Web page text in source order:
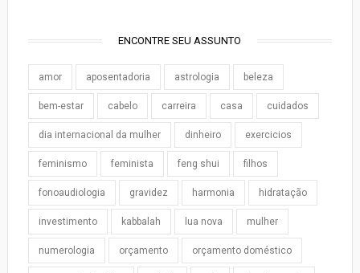
ENCONTRE SEU ASSUNTO
amor aposentadoria astrologia beleza
bem-estar cabelo carreira casa cuidados
dia internacional da mulher dinheiro exercicios
feminismo feminista feng shui filhos
fonoaudiologia gravidez harmonia hidratação
investimento kabbalah lua nova mulher
numerologia orçamento orçamento doméstico